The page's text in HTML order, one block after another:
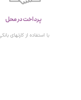
پرداخت در محل
با استفاده از کارتهای